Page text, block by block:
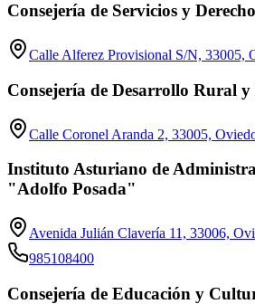
Consejería de Servicios y
Calle Alferez Provisional S/N, 33005,
Consejería de Desarrollo Rural y
Calle Coronel Aranda 2, 33005,
Instituto Asturiano de
"Adolfo Posada"
Avenida Julián Clavería 11, 33006,
985108400
Consejería de Educación y